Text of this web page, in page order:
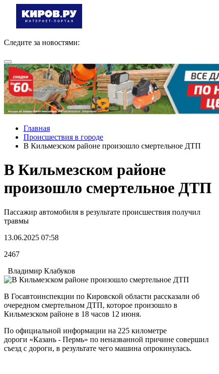
Следите за новостями:
Главная
Происшествия в городе
В Кильмезском районе произошло смертельное ДТП
В Кильмезском районе
произошло смертельное ДТП
Пассажир автомобиля в результате происшествия получил
травмы
13.06.2025 07:58
2467
Владимир Клабуков
В Госавтоинспекции по Кировской области рассказали об
очередном смертельном ДТП, которое произошло в
Кильмезском районе в 18 часов 12 июня.
По официальной информации на 225 километре
дороги «Казань - Пермь» по неназванной причине совершил
съезд с дороги, в результате чего машина опрокинулась.